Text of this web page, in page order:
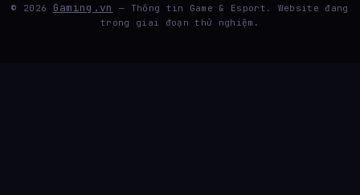
© 2026 Gaming.vn
— Thông tin Game & Esport. Website đang
trong giai đoạn thử nghiệm.